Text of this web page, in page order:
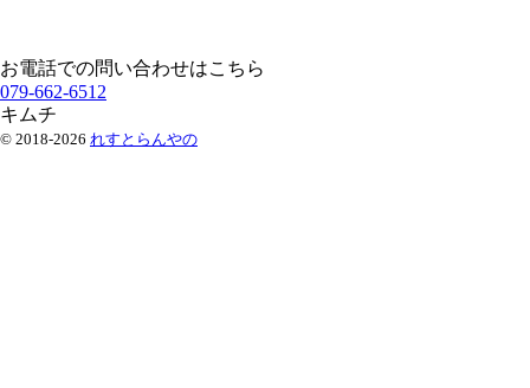
お電話での問い合わせはこちら
079-662-6512
キムチ
© 2018-2026 れすとらんやの